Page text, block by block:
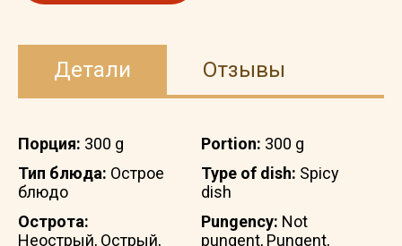
Детали Отзывы
Порция: 300 g
Тип блюда: Острое
блюдо
Острота:
Неострый, Острый,
Portion: 300 g
Type of dish: Spicy
dish
Pungency: Not
pungent, Pungent,